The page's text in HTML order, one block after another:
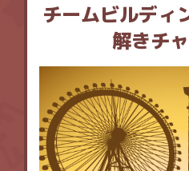
チームビルディ
解きチ